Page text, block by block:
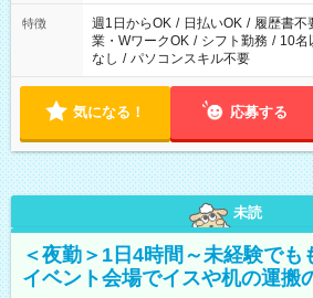
特徴 週1日からOK / 日払いOK / 履歴書不
業・WワークOK / シフト勤務 / 10名
なし / パソコンスキル不要
気になる！ 応募する
未読
＜夜勤＞1日4時間～未経験でも
イベント会場でイスや机の運搬